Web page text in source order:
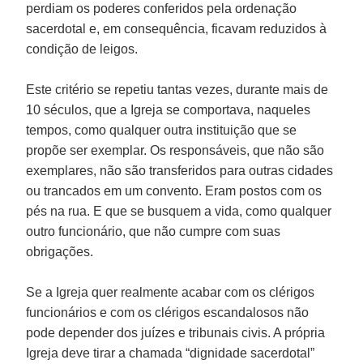
perdiam os poderes conferidos pela ordenação
sacerdotal e, em consequência, ficavam reduzidos à
condição de leigos.
Este critério se repetiu tantas vezes, durante mais de
10 séculos, que a Igreja se comportava, naqueles
tempos, como qualquer outra instituição que se
propõe ser exemplar. Os responsáveis, que não são
exemplares, não são transferidos para outras cidades
ou trancados em um convento. Eram postos com os
pés na rua. E que se busquem a vida, como qualquer
outro funcionário, que não cumpre com suas
obrigações.
Se a Igreja quer realmente acabar com os clérigos
funcionários e com os clérigos escandalosos não
pode depender dos juízes e tribunais civis. A própria
Igreja deve tirar a chamada “dignidade sacerdotal”